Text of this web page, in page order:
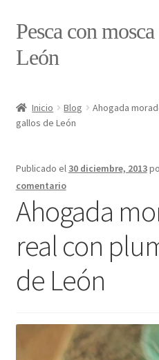
Ir
a
Ir
al
contenido
Pesca con mosca
León
#7897 (sin título)
Estado de tramos de pesca
Formulario de contacto
Mi cuenta
Regístrate al canal de noticias
Inicio Blog
Ahogada
gallos de León
Publicado el 30 diciembre, 2013
comentario
Ahogada
real con
de León